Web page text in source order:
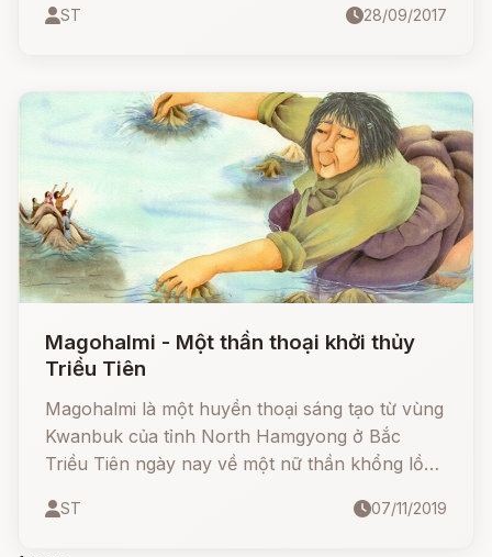
ST 28/09/2017
Magohalmi - Một thần thoại khởi thủy
Triều Tiên
Magohalmi là một huyền thoại sáng tạo từ vùng
Kwanbuk của tỉnh North Hamgyong ở Bắc
Triều Tiên ngày nay về một nữ thần khổng lồ
ST 07/11/2019